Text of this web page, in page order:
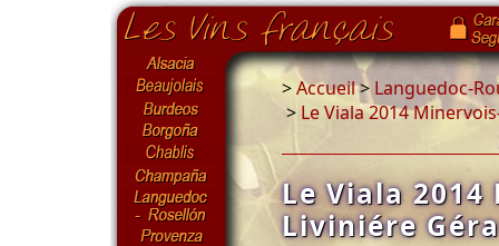
>Accueil>Languedoc-
> Le Viala 2014
Le Viala
Liviniére